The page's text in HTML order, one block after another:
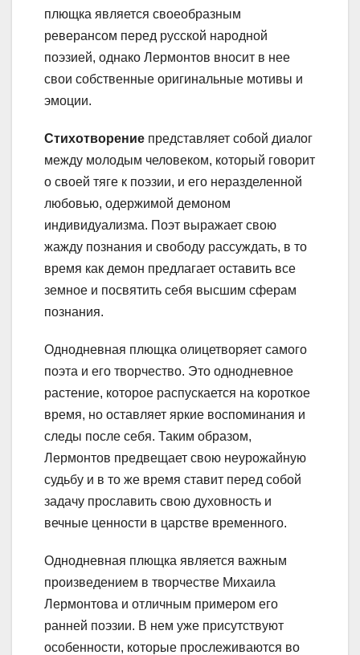
плющка является своеобразным
реверансом перед русской народной
поэзией, однако Лермонтов вносит в нее
свои собственные оригинальные мотивы и
эмоции.
Стихотворение представляет собой диалог
между молодым человеком, который говорит
о своей тяге к поэзии, и его неразделенной
любовью, одержимой демоном
индивидуализма. Поэт выражает свою
жажду познания и свободу рассуждать, в то
время как демон предлагает оставить все
земное и посвятить себя высшим сферам
познания.
Однодневная плющка олицетворяет самого
поэта и его творчество. Это однодневное
растение, которое распускается на короткое
время, но оставляет яркие воспоминания и
следы после себя. Таким образом,
Лермонтов предвещает свою неурожайную
судьбу и в то же время ставит перед собой
задачу прославить свою духовность и
вечные ценности в царстве временного.
Однодневная плющка является важным
произведением в творчестве Михаила
Лермонтова и отличным примером его
ранней поэзии. В нем уже присутствуют
особенности, которые прослеживаются во